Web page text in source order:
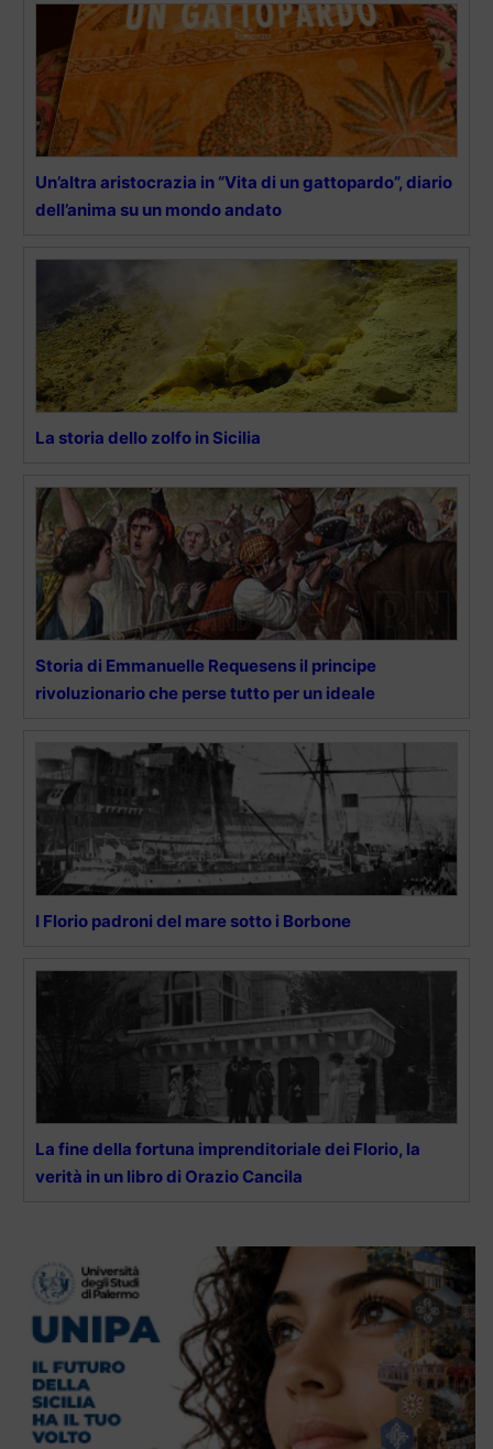
Un’altra aristocrazia in “Vita di un gattopardo”, diario
dell’anima su un mondo andato
La storia dello zolfo in Sicilia
Storia di Emmanuelle Requesens il principe
rivoluzionario che perse tutto per un ideale
I Florio padroni del mare sotto i Borbone
La fine della fortuna imprenditoriale dei Florio, la
verità in un libro di Orazio Cancila